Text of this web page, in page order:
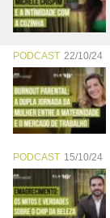
PODCAST 22/10/24
PODCAST 15/10/24